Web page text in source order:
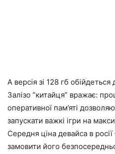
А версія зі 128 гб
Залізо “китайця” вражає:
оперативної пам’яті
запускати важкі ігри на
Середня ціна девайса в
замовити його